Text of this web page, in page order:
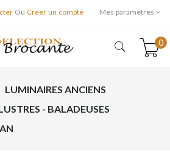
Ou Créer un compte Mes paramètres
0
LUMINAIRES ANCIENS
- BALADEUSES